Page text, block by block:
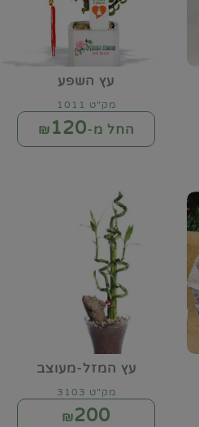
עץ השפע
מק"ט 1011
החל מ-₪120
עץ המזל-מעוצב
מק"ט 3103
₪200